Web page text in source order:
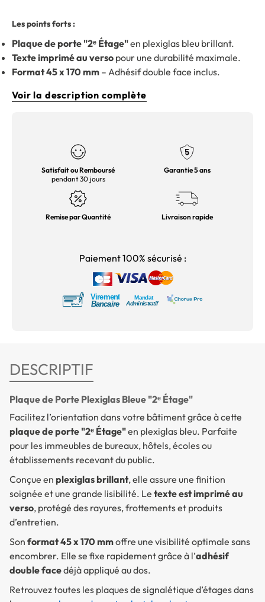
Les points forts :
Plaque de porte "2ᵉ Étage"en plexiglas bleu brillant.
Texte imprimé au verso pour une durabilité maximale.
Format 45 x 170 mm – Adhésif double face inclus.
Voir la description complète
Satisfait ou Remboursé
pendant 30 jours
Garantie 5 ans
Remise par Quantité Livraison rapide
Paiement 100% sécurisé :
DESCRIPTIF
Plaque de Porte Plexiglas Bleue "2ᵉ Étage"
Facilitez l’orientation dans votre bâtiment grâce à cette
plaque de porte "2ᵉ Étage"en plexiglas bleu. Parfaite
pour les immeubles de bureaux, hôtels, écoles ou
établissements recevant du public.
Conçue en plexiglas brillant, elle assure une finition
soignée et une grande lisibilité. Le texte est imprimé au
verso, protégé des rayures, frottements et produits
d’entretien.
Son format 45 x 170 mmoffre une visibilité optimale sans
encombrer. Elle se fixe rapidement grâce à l’adhésif
double facedéjà appliqué au dos.
Retrouvez toutes les plaques de signalétique d’étages dans